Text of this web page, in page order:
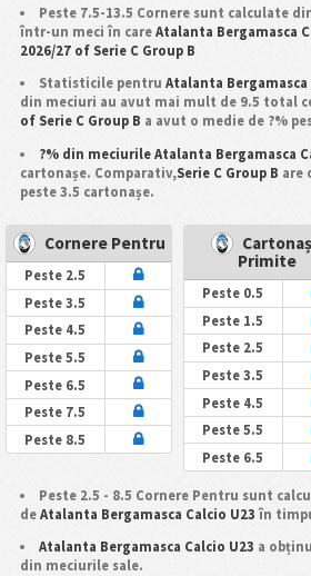
Peste 7.5-13.5 Cornere sunt calculate
într-un meci în care Atalanta Bergamasca
2026/27 of Serie C Group B
Statisticile pentruAtalanta Bergamasca
din meciuri au avut mai mult de 9.5 total
of Serie C Group B a avut o medie de ?%
?% din meciurile Atalanta Bergamasca
cartonașe. Comparativ,Serie C Group B are
peste 3.5 cartonașe.
Cornere Pentru
Peste 2.5
Peste 3.5
Peste 4.5
Peste 5.5
Peste 6.5
Peste 7.5
Peste 8.5
Primite
Peste 0.5
Peste 1.5
Peste 2.5
Peste 3.5
Peste 4.5
Peste 5.5
Peste 6.5
Peste 2.5 - 8.5 Cornere Pentru sunt
de Atalanta Bergamasca Calcio U23 în
Atalanta Bergamasca Calcio U23 a
din meciurile sale.